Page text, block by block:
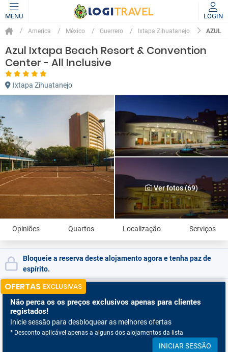
MENU LOGIN
America México Guerrero Ixtapa Zihuatanejo AZUL
Azul Ixtapa Beach Resort & Convention
Center - All Inclusive
Ixtapa Zihuatanejo
Ver fotos (69)
Opiniões Quartos Localização Serviços
Bloqueie a reserva deste alojamento agora e tenha paz de
espírito.
OFERTAS EXCLUSIVAS
Não perca os os preços exclusivos apenas para clientes
registados!
Inicie sessão para desbloquear as melhores ofertas
* Desconto aplicável apenas a alguns dos alojamentos da lista
INICIAR SESSÃO